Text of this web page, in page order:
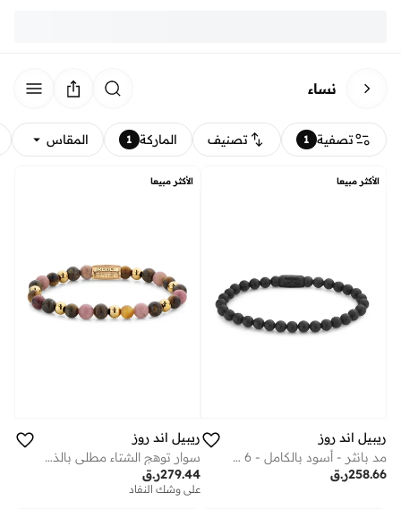
نساء
تصفية 1 تصنيف الماركة 1 المقاس
الأكثر مبيعا
ريبيل اند روز
مد بانثر - أسود بالكامل - 6 مم
ر.ق258.66
الأكثر مبيعا
ريبيل اند روز
سوار توهج الشتاء مطلي بالذهب الأصفر مم
ر.ق279.44
على وشك النفاد